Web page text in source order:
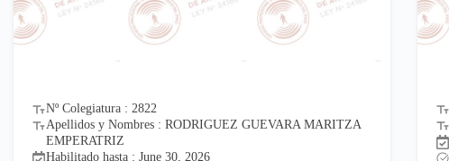
Nº Colegiatura : 2822
Apellidos y Nombres : RODRIGUEZ GUEVARA MARITZA
EMPERATRIZ
Habilitado hasta : June 30, 2026